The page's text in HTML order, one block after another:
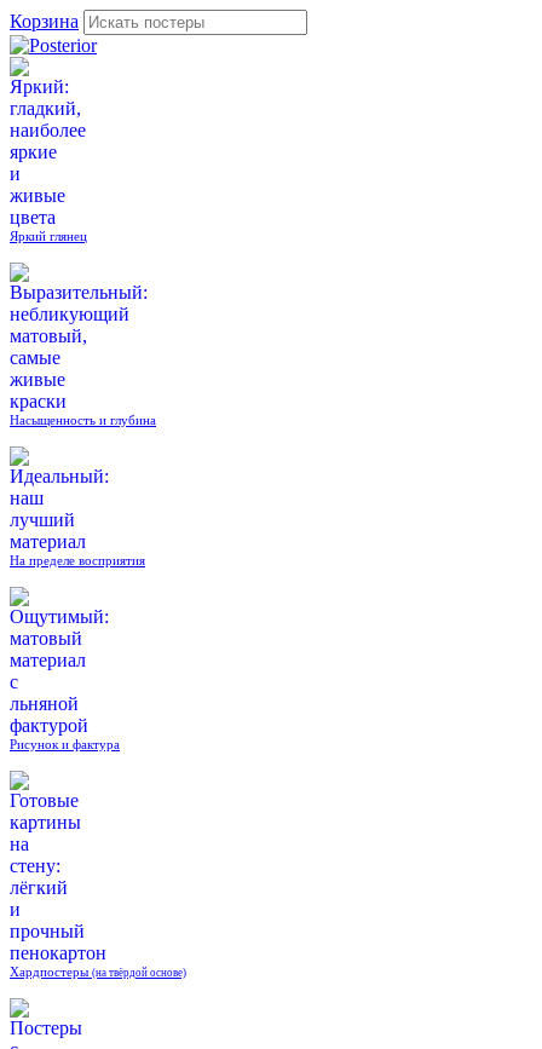
Корзина
Яркий глянец
Насыщенность и глубина
На пределе восприятия
Рисунок и фактура
Хардпостеры (на твёрдой основе)